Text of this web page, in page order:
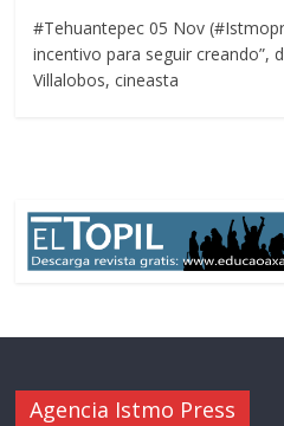
#Tehuantepec 05 Nov
incentivo para seguir creando”,
Villalobos, cineasta
Agencia Istmo Press